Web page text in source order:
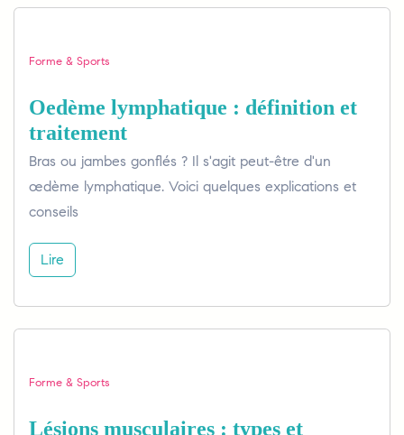
Forme & Sports
Oedème lymphatique : définition et
traitement
Bras ou jambes gonflés ? Il s'agit peut-être d'un
œdème lymphatique. Voici quelques explications et
conseils
Lire
Forme & Sports
Lésions musculaires : types et